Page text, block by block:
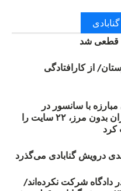
قطعی شد
از کارافتادگی
مبارزه با سانسور در
اینترنت: #آزادی هم‌آیند گزارشگران‌ بدون مرز، ۲۲ سایت را
درویش گنابادی می‌گذرد
که در دادگاه شرکت نکرده‌اند/